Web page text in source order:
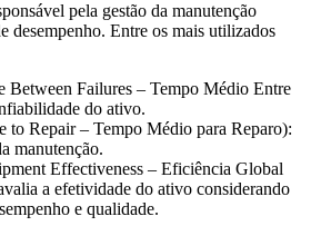
pela gestão da manutenção
desempenho. Entre os mais utilizados
Failures – Tempo Médio Entre
do ativo.
Repair – Tempo Médio para Reparo):
manutenção.
Effectiveness – Eficiência Global
a efetividade do ativo considerando
e qualidade.